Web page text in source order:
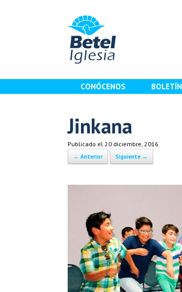
CONÓCENOS BOLETÍN
Jinkana
Publicado el 20 diciembre, 2016
← Anterior Siguiente →